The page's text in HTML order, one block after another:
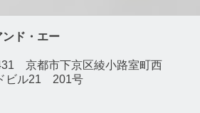
ド・エー
京都市下京区綾小路室町西
ビル21 201号